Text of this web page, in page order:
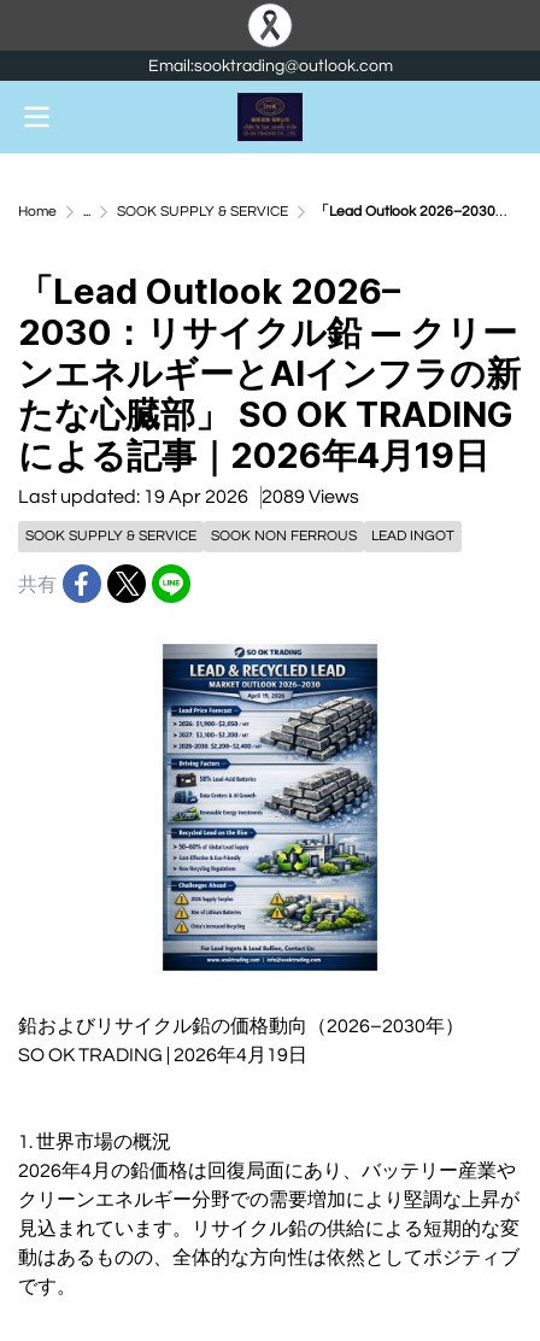
Email:sooktrading@outlook.com
Home ... SOOK SUPPLY & SERVICE 「Lead Outlook 2026–2030：リサイクル鉛 ― クリーンエネルギーとAIインフラの新たな心臓部」 SO OK TRADING による記事｜2026年4月19日
「Lead Outlook 2026–
2030：リサイクル鉛 ― クリー
ンエネルギーとAIインフラの新
たな心臓部」 SO OK TRADING
による記事｜2026年4月19日
Last updated: 19 Apr 2026 2089 Views
SOOK SUPPLY & SERVICE SOOK NON FERROUS LEAD INGOT
共有
鉛およびリサイクル鉛の価格動向（2026–2030年）
SO OK TRADING | 2026年4月19日
1. 世界市場の概況
2026年4月の鉛価格は回復局面にあり、バッテリー産業や
クリーンエネルギー分野での需要増加により堅調な上昇が
見込まれています。リサイクル鉛の供給による短期的な変
動はあるものの、全体的な方向性は依然としてポジティブ
です。